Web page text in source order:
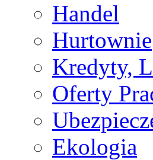
Handel
Hurtownie
Kredyty,
Oferty
Ekologia